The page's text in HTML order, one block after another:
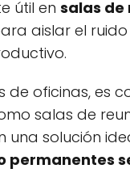
útil en salas de
aislar el
de oficinas, es
salas de
una solución
permanentes